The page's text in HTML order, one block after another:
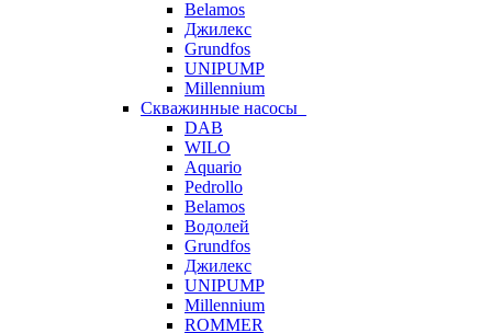
Belamos
Джилекс
Grundfos
UNIPUMP
Millennium
Скважинные насосы
DAB
WILO
Aquario
Pedrollo
Belamos
Водолей
Grundfos
Джилекс
UNIPUMP
Millennium
ROMMER